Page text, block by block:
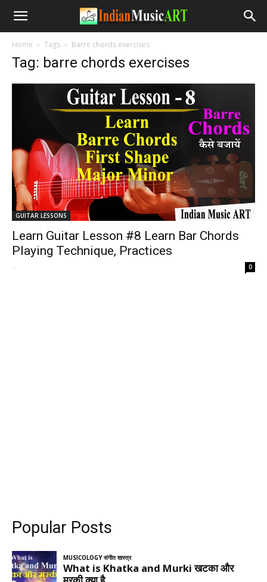
Home Tags Barre chords exercises
Tag: barre chords exercises
GUITAR LESSONS
Learn Guitar Lesson #8 Learn Bar Chords
Playing Technique, Practices
- 0
Popular Posts